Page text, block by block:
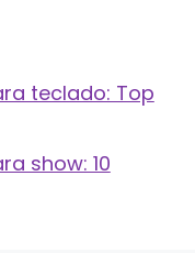
teclado: Top
show: 10